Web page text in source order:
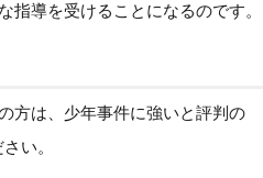
導を受けることになるのです。
方は、少年事件に強いと評判の
い。